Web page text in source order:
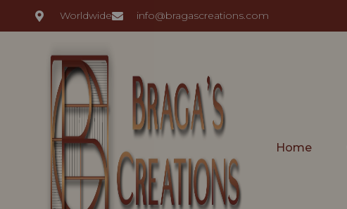
Worldwide info@bragascreations.com
Home